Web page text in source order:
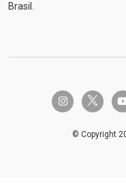
Brasil.
instagramtwitter-x
© Copyright